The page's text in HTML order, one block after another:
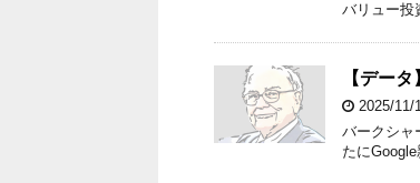
バリュー投
【デー
2025/11/
バークシャ
たに